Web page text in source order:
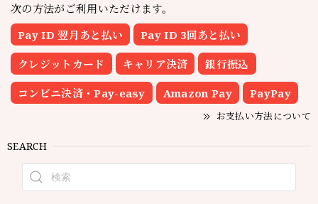
次の方法がご利用いただけます。
Pay ID 翌月あと払い
Pay ID 3回あと払い
クレジットカード キャリア決済 銀行振込
コンビニ決済・Pay-easy Amazon Pay PayPay
お支払い方法について
SEARCH